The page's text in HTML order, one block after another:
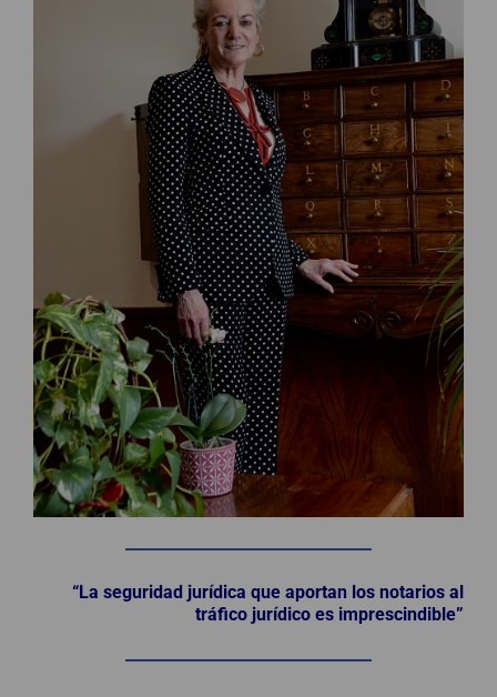
“La seguridad jurídica que aportan los notarios al
tráfico jurídico es imprescindible”